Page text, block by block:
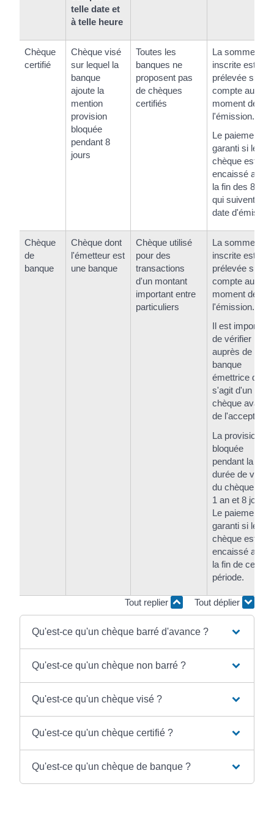
telle date et
à telle heure
Chèque
certifié
Chèque visé
sur lequel la
banque
ajoute la
mention
provision
bloquée
pendant 8
jours
Toutes les
banques ne
proposent pas
de chèques
certifiés
La somme
inscrite est
prélevée sur le
compte au
moment de
l'émission.
Le paiement
garanti si le
chèque est
encaissé avant
la fin des 8
qui suivent la
date
Chèque
de
banque
Chèque dont
l'émetteur est
une banque
Chèque utilisé
pour des
transactions
d'un montant
important entre
particuliers
La somme
inscrite est
prélevée sur le
compte au
moment de
l'émission.
Il est important
de vérifier
auprès de la
banque
émettrice qu'il
s'agit d'un vrai
chèque avant
de l'accepter.
La provision
bloquée
pendant la
durée de
du chèque, soit
1 an et 8 jours.
Le paiement
garanti si le
chèque est
encaissé avant
la fin de cette
période.
Tout replier Tout déplier
Qu'est-ce qu'un chèque barré d'avance ?
Qu'est-ce qu'un chèque non barré ?
Qu'est-ce qu'un chèque visé ?
Qu'est-ce qu'un chèque certifié ?
Qu'est-ce qu'un chèque de banque ?